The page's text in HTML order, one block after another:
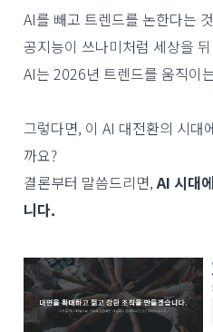
AI를 빼고 트렌드를 논한다는
공지능이 쓰나미처럼 세상을
AI는 2026년 트렌드를 움직이
그렇다면, 이 AI 대전환의 시대
까요?
결론부터 말씀드리면, AI 시대
니다.